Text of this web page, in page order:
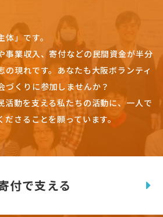
」です。
事業収入、寄付などの民間資金が半分
現れです。 あなたも大阪ボランティ
づくりに参加しませんか？
活動を支える私たちの活動に、一人で
ださることを願っています。
付で支える